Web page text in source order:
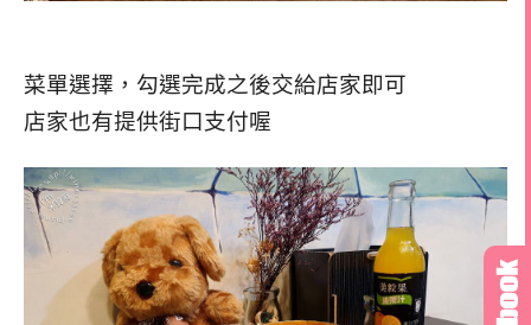
菜單選擇，勾選完成之後交給店家即可
店家也有提供街口支付喔